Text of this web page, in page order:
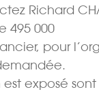
Richard
000 
pour
exposé